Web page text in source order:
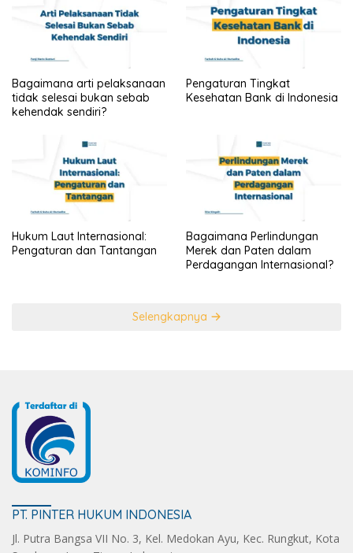
Bagaimana arti pelaksanaan
tidak selesai bukan sebab
kehendak sendiri?
Pengaturan Tingkat
Kesehatan Bank di Indonesia
Hukum Laut Internasional:
Pengaturan dan Tantangan
Bagaimana Perlindungan
Merek dan Paten dalam
Perdagangan Internasional?
Selengkapnya
PT. PINTER HUKUM INDONESIA
Jl. Putra Bangsa VII No. 3, Kel. Medokan Ayu, Kec. Rungkut, Kota